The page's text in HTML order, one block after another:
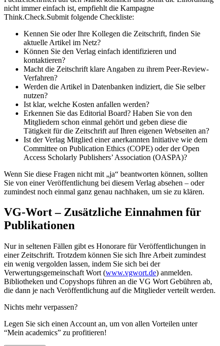
nicht immer einfach ist, empfiehlt die Kampagne
Think.Check.Submit folgende Checkliste:
Kennen Sie oder Ihre Kollegen die Zeitschrift, finden Sie
aktuelle Artikel im Netz?
Können Sie den Verlag einfach identifizieren und
kontaktieren?
Macht die Zeitschrift klare Angaben zu ihrem Peer-Review-
Verfahren?
Werden die Artikel in Datenbanken indiziert, die Sie selber
nutzen?
Ist klar, welche Kosten anfallen werden?
Erkennen Sie das Editorial Board? Haben Sie von den
Mitgliedern schon einmal gehört und geben diese die
Tätigkeit für die Zeitschrift auf Ihren eigenen Webseiten an?
Ist der Verlag Mitglied einer anerkannten Initiative wie dem
Committee on Publication Ethics (COPE) oder der Open
Access Scholarly Publishers’ Association (OASPA)?
Wenn Sie diese Fragen nicht mit „ja“ beantworten können, sollten
Sie von einer Veröffentlichung bei diesem Verlag absehen – oder
zumindest noch einmal ganz genau nachhaken, um sie zu klären.
VG-Wort – Zusätzliche Einnahmen für
Publikationen
Nur in seltenen Fällen gibt es Honorare für Veröffentlichungen in
einer Zeitschrift. Trotzdem können Sie sich Ihre Arbeit zumindest
ein wenig vergolden lassen, indem Sie sich bei der
Verwertungsgemeinschaft Wort (www.vgwort.de) anmelden.
Bibliotheken und Copyshops führen an die VG Wort Gebühren ab,
die dann je nach Veröffentlichung auf die Mitglieder verteilt werden.
Nichts mehr verpassen?
Legen Sie sich einen Account an, um von allen Vorteilen unter
“Mein academics” zu profitieren!